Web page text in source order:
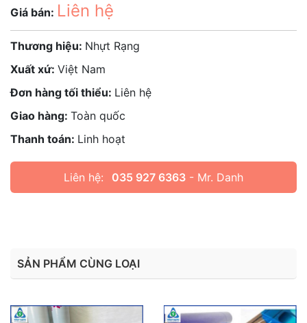
Giá bán: Liên hệ
Thương hiệu: Nhựt Rạng
Xuất xứ: Việt Nam
Đơn hàng tối thiểu: Liên hệ
Giao hàng: Toàn quốc
Thanh toán: Linh hoạt
Liên hệ: 035 927 6363 - Mr. Danh
SẢN PHẨM CÙNG LOẠI